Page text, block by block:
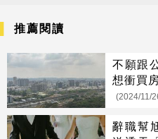
推薦閱讀
不願跟
想衝買
(2024/11/
辭職幫